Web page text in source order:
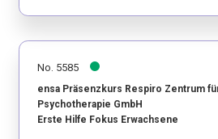
No. 5585
ensa Präsenzkurs Respiro Zentrum
Psychotherapie GmbH
Erste Hilfe Fokus Erwachsene